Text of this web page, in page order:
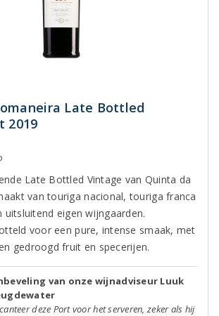
Late Bottled
2019
Late Bottled Vintage van Quinta da
van touriga nacional, touriga franca
eigen wijngaarden.
voor een pure, intense smaak, met
gedroogd fruit en specerijen.
van onze wijnadviseur Luuk
deze Port voor het serveren, zeker als hij